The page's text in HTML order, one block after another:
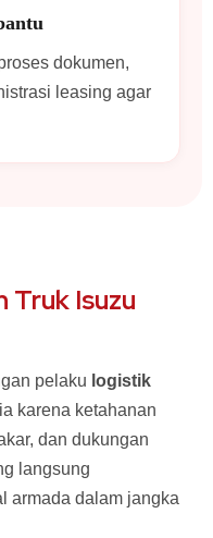
dokumen,
leasing agar
Truk Isuzu
pelaku logistik
karena ketahanan
dan dukungan
langsung
armada dalam jangka